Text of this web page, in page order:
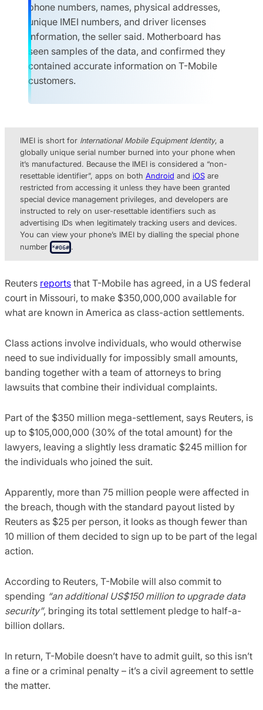
phone numbers, names, physical addresses,
unique IMEI numbers, and driver licenses
information, the seller said. Motherboard has
seen samples of the data, and confirmed they
contained accurate information on T-Mobile
customers.
IMEI is short for International Mobile Equipment Identity, a
globally unique serial number burned into your phone when
it’s manufactured. Because the IMEI is considered a “non-
resettable identifier”, apps on both Android and iOSare
restricted from accessing it unless they have been granted
special device management privileges, and developers are
instructed to rely on user-resettable identifiers such as
advertising IDs when legitimately tracking users and devices.
You can view your phone’s IMEI by dialling the special phone
number
*#06# .
Reuters reports that T-Mobile has agreed, in a US federal
court in Missouri, to make $350,000,000 available for
what are known in America as class-action settlements.
Class actions involve individuals, who would otherwise
need to sue individually for impossibly small amounts,
banding together with a team of attorneys to bring
lawsuits that combine their individual complaints.
Part of the $350 million mega-settlement, says Reuters, is
up to $105,000,000 (30% of the total amount) for the
lawyers, leaving a slightly less dramatic $245 million for
the individuals who joined the suit.
Apparently, more than 75 million people were affected in
the breach, though with the standard payout listed by
Reuters as $25 per person, it looks as though fewer than
10 million of them decided to sign up to be part of the legal
action.
According to Reuters, T-Mobile will also commit to
spending “an additional US$150 million to upgrade data
security”, bringing its total settlement pledge to half-a-
billion dollars.
In return, T-Mobile doesn’t have to admit guilt, so this isn’t
a fine or a criminal penalty – it’s a civil agreement to settle
the matter.